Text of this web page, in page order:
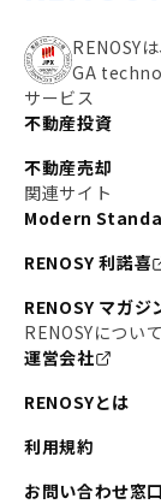
RENOSY
GA
サービス
不動産投資
不動産売却
関連サイト
Modern
RENOSY 利諾喜
RENOSY マガジ
RENOSYについて
運営会社
RENOSYとは
利用規約
お問い合わせ窓口